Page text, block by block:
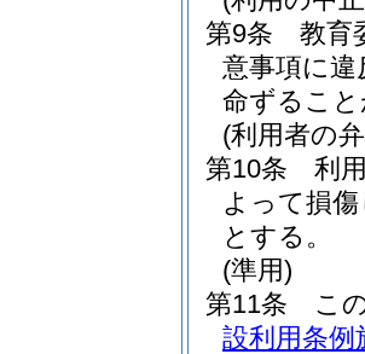
第9条
教育
意事項に
命ずるこ
(利用者の
第10条
利
よって損
とする。
(準用)
第11条
こ
設利用条例